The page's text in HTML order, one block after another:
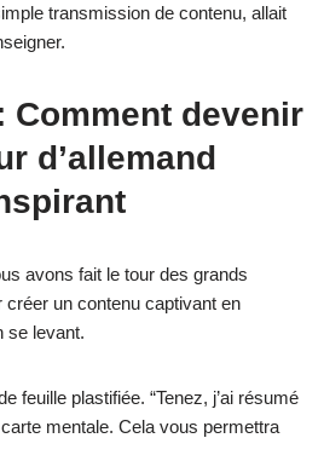
transmission de contenu, allait
Comment devenir
d’allemand
avons fait le tour des grands
créer un contenu captivant en
se levant.
feuille plastifiée. “Tenez, j’ai résumé
mentale. Cela vous permettra